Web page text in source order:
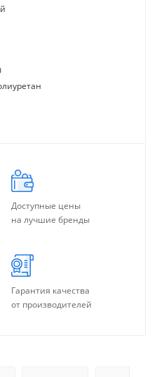
Доступные цены
на лучшие бренды
Гарантия качества
от производителей